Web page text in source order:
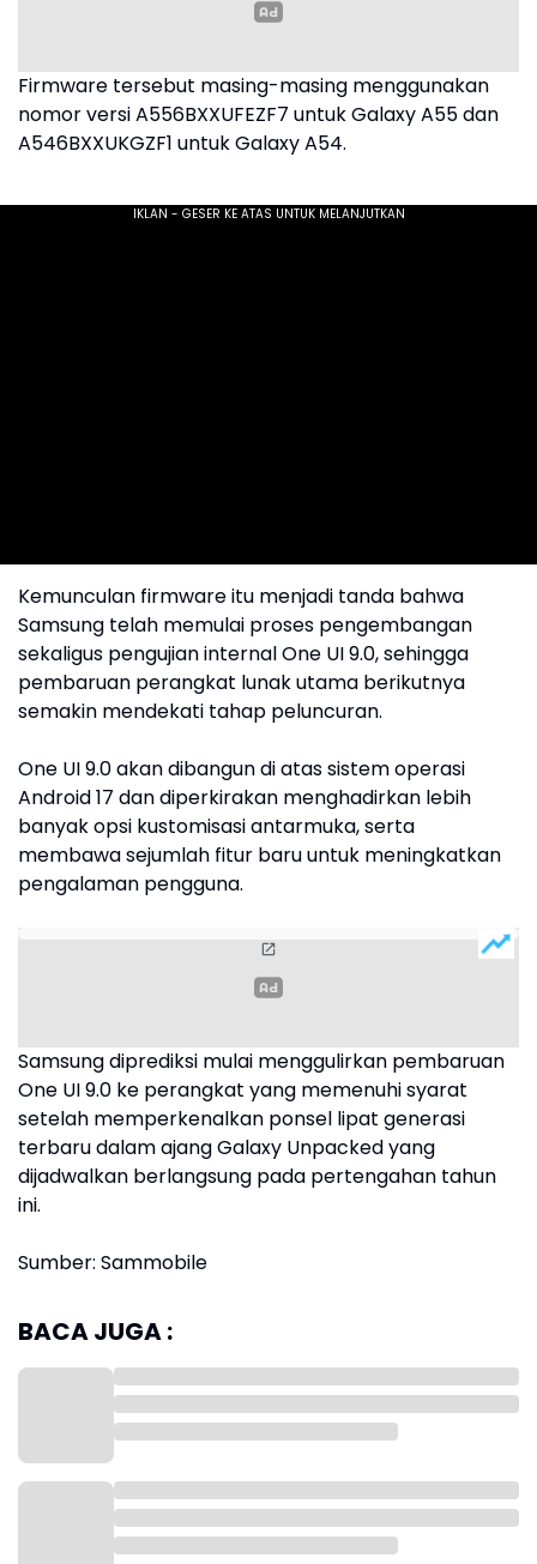
Firmware tersebut masing-masing menggunakan
nomor versi A556BXXUFEZF7 untuk Galaxy A55 dan
A546BXXUKGZF1 untuk Galaxy A54.
Kemunculan firmware itu menjadi tanda bahwa
Samsung telah memulai proses pengembangan
sekaligus pengujian internal One UI 9.0, sehingga
pembaruan perangkat lunak utama berikutnya
semakin mendekati tahap peluncuran.
One UI 9.0 akan dibangun di atas sistem operasi
Android 17 dan diperkirakan menghadirkan lebih
banyak opsi kustomisasi antarmuka, serta
membawa sejumlah fitur baru untuk meningkatkan
pengalaman pengguna.
Samsung diprediksi mulai menggulirkan pembaruan
One UI 9.0 ke perangkat yang memenuhi syarat
setelah memperkenalkan ponsel lipat generasi
terbaru dalam ajang Galaxy Unpacked yang
dijadwalkan berlangsung pada pertengahan tahun
ini.
Sumber: Sammobile
BACA JUGA :